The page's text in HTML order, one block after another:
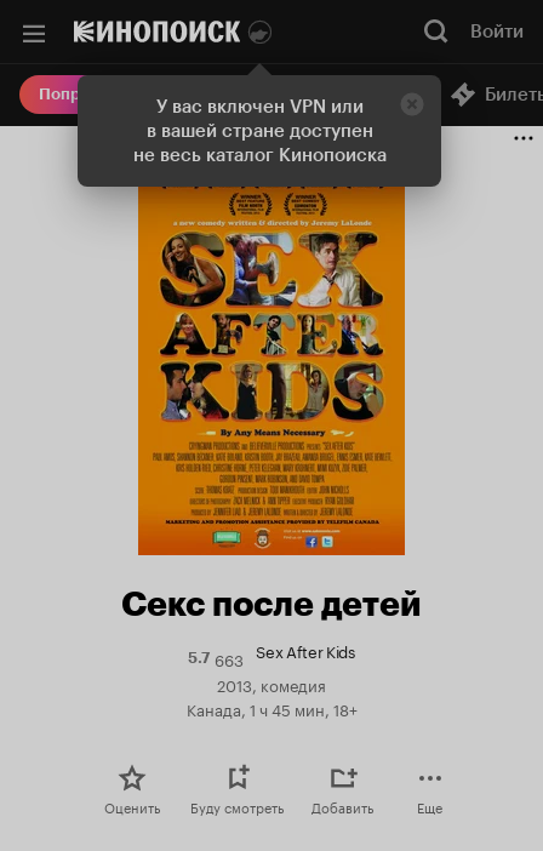
У вас включен VPN или
в вашей стране доступен
не весь каталог Кинопоиска
Войти
Попробовать Плюс Онлайн-кинотеатр
Секс после детей
5.7Рейтинг
Кинопоиска
663 Sex After Kids
2013, комедия
Канада, 1 ч 45 мин, 18+
Оценить Буду смотреть Добавить Еще